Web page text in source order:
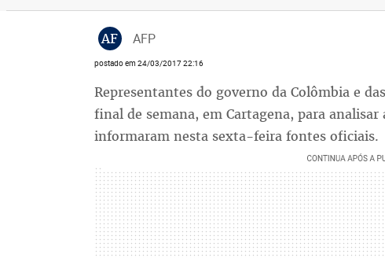
AF AFP
postado em 24/03/2017 22:16
Representantes do governo da Colômbia e
final de semana, em Cartagena, para analisar
informaram nesta sexta-feira fontes oficiais.